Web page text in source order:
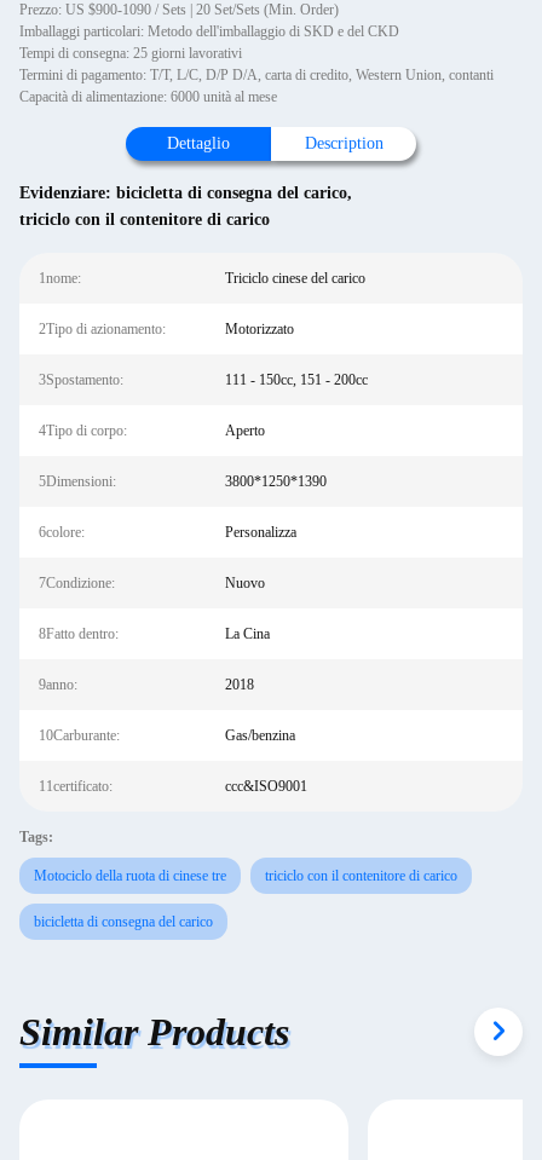
Prezzo: US $900-1090 / Sets | 20 Set/Sets (Min. Order)
Imballaggi particolari: Metodo dell'imballaggio di SKD e del CKD
Tempi di consegna: 25 giorni lavorativi
Termini di pagamento: T/T, L/C, D/P D/A, carta di credito, Western Union, contanti
Capacità di alimentazione: 6000 unità al mese
Dettaglio Description
Evidenziare: bicicletta di consegna del carico,
triciclo con il contenitore di carico
1nome: Triciclo cinese del carico
2Tipo di azionamento: Motorizzato
3Spostamento: 111 - 150cc, 151 - 200cc
4Tipo di corpo: Aperto
5Dimensioni: 3800*1250*1390
6colore: Personalizza
7Condizione: Nuovo
8Fatto dentro: La Cina
9anno: 2018
10Carburante: Gas/benzina
11certificato: ccc&ISO9001
Tags:
Motociclo della ruota di cinese tre triciclo con il contenitore di carico
bicicletta di consegna del carico
Similar Products